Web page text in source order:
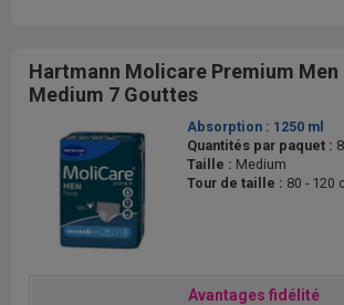
Hartmann Molicare Premium Men
Medium 7 Gouttes
Absorption : 1250 ml
Quantités par paquet : 8
Taille : Medium
Tour de taille : 80 - 120
Avantages fidélité